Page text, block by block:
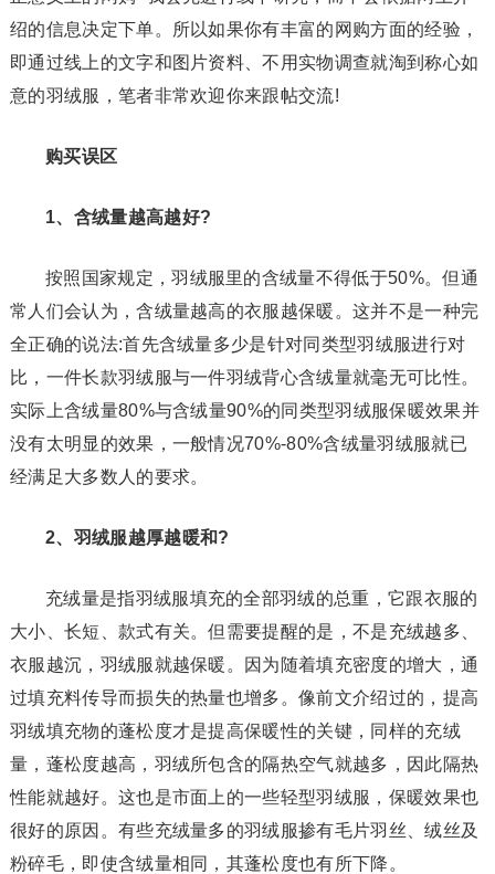
绍的信息决定下单。所以如果你有丰富的网购方面的经验，
即通过线上的文字和图片资料、不用实物调查就淘到称心如
意的羽绒服，笔者非常欢迎你来跟帖交流!
购买误区
1、含绒量越高越好?
按照国家规定，羽绒服里的含绒量不得低于50%。但通
常人们会认为，含绒量越高的衣服越保暖。这并不是一种完
全正确的说法:首先含绒量多少是针对同类型羽绒服进行对
比，一件长款羽绒服与一件羽绒背心含绒量就毫无可比性。
实际上含绒量80%与含绒量90%的同类型羽绒服保暖效果并
没有太明显的效果，一般情况70%-80%含绒量羽绒服就已
经满足大多数人的要求。
2、羽绒服越厚越暖和?
充绒量是指羽绒服填充的全部羽绒的总重，它跟衣服的
大小、长短、款式有关。但需要提醒的是，不是充绒越多、
衣服越沉，羽绒服就越保暖。因为随着填充密度的增大，通
过填充料传导而损失的热量也增多。像前文介绍过的，提高
羽绒填充物的蓬松度才是提高保暖性的关键，同样的充绒
量，蓬松度越高，羽绒所包含的隔热空气就越多，因此隔热
性能就越好。这也是市面上的一些轻型羽绒服，保暖效果也
很好的原因。有些充绒量多的羽绒服掺有毛片羽丝、绒丝及
粉碎毛，即使含绒量相同，其蓬松度也有所下降。